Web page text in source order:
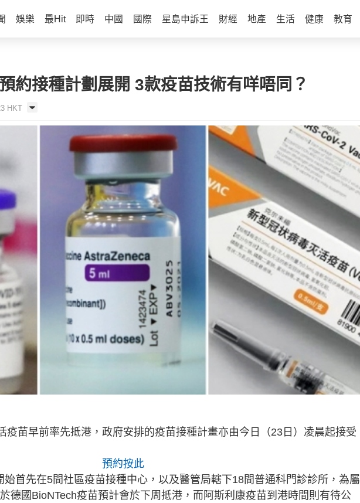
娛樂 最Hit 即時 中國 國際 星島申訴王 財經 地產 生活 健康 教育
約接種計劃展開 3款疫苗技術有咩唔同？
HKT
疫苗早前率先抵港，政府安排的疫苗接種計畫亦由今日（23日）凌晨起接受
預約按此
首先在5間社區疫苗接種中心，以及醫管局轄下18間普通科門診診所，為屬
德國BioNTech疫苗預計會於下周抵港，而阿斯利康疫苗到港時間則有待公